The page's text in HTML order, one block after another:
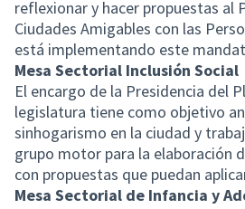
reflexionar y hacer propuestas al
Ciudades Amigables con las
está implementando este
Mesa Sectorial Inclusión Social
El encargo de la Presidencia del
legislatura tiene como objetivo
sinhogarismo en la ciudad y
grupo motor para la elaboración
con propuestas que puedan
Mesa Sectorial de Infancia y